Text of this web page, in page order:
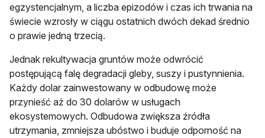
egzystencjalnym, a liczba epizodów i czas ich trwania na
świecie wzrosły w ciągu ostatnich dwóch dekad średnio
o prawie jedną trzecią.
Jednak rekultywacja gruntów może odwrócić
postępującą falę degradacji gleby, suszy i pustynnienia.
Każdy dolar zainwestowany w odbudowę może
przynieść aż do 30 dolarów w usługach
ekosystemowych. Odbudowa zwiększa źródła
utrzymania, zmniejsza ubóstwo i buduje odporność na